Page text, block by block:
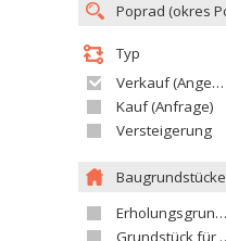
Typ
Verkauf (Angebot)
Kauf (Anfrage)
Versteigerung
Baugrundstücke
Erholungsgrundstück
Grundstück für Wohnhäuser